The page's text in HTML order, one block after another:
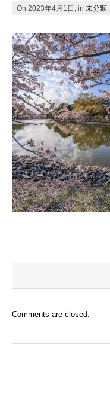
On 2023年4月1日, in 未分類
Comments are closed.